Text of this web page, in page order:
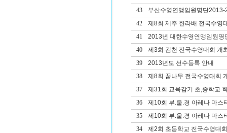
43
부산수영연맹임원명단2013-
42
제8회 제주 한라배 전국수영
41
2013년 대한수영연맹임원명
40
제3회 김천 전국수영대회 개
39
2013년도 선수등록 안내
38
제8회 꿈나무 전국수영대회
37
제31회 교육감기 초,중학교
36
제10회 부.울.경 아레나 마스
35
제10회 부.울.경 아레나 마스
34
제2회 초등학교 전국수영대